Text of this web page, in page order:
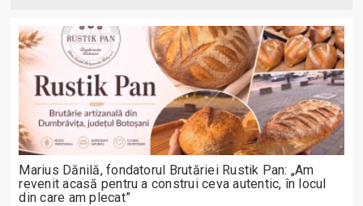
Marius Dănilă, fondatorul Brutăriei Rustik Pan: „Am
revenit acasă pentru a construi ceva autentic, în locul
din care am plecat”